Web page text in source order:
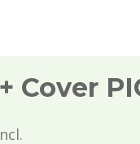
Cover